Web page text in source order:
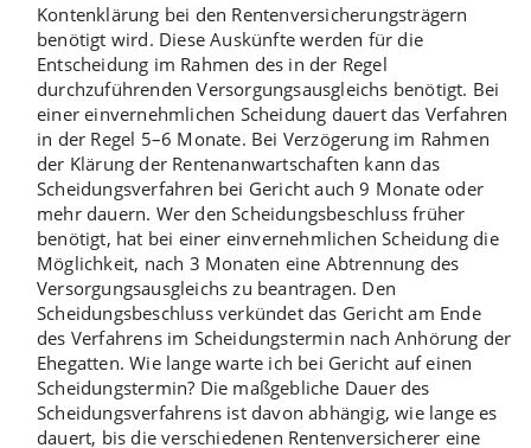
Kontenklärung bei den Rentenversicherungsträgern
benötigt wird. Diese Auskünfte werden für die
Entscheidung im Rahmen des in der Regel
durchzuführenden Versorgungsausgleichs benötigt. Bei
einer einvernehmlichen Scheidung dauert das Verfahren
in der Regel 5–6 Monate. Bei Verzögerung im Rahmen
der Klärung der Rentenanwartschaften kann das
Scheidungsverfahren bei Gericht auch 9 Monate oder
mehr dauern. Wer denScheidungsbeschluss früher
benötigt, hat bei einer einvernehmlichen Scheidung die
Möglichkeit, nach 3 Monaten eine Abtrennung des
Versorgungsausgleichs zu beantragen. Den
Scheidungsbeschluss verkündet das Gericht am Ende
des Verfahrens im Scheidungstermin nach Anhörung der
Ehegatten. Wie lange warte ich bei Gericht auf einen
Scheidungstermin? Die maßgebliche Dauer des
Scheidungsverfahrens ist davon abhängig, wie lange es
dauert, bis die verschiedenen Rentenversicherer eine